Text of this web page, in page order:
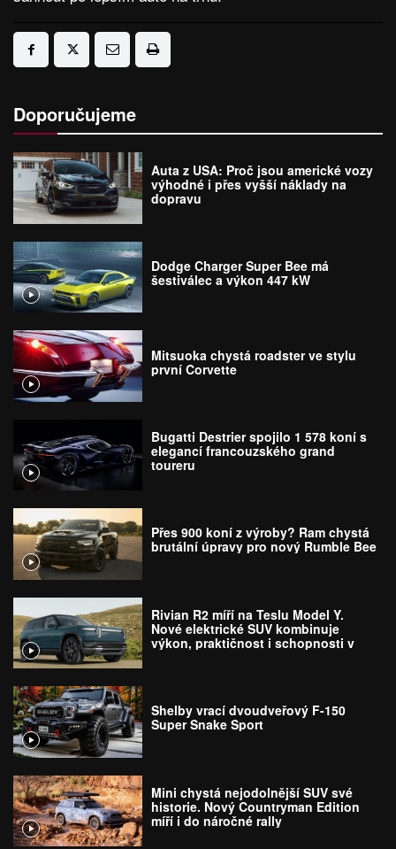
Doporučujeme
Auta z USA: Proč jsou americké vozy
výhodné i přes vyšší náklady na
dopravu
Dodge Charger Super Bee má
šestiválec a výkon 447 kW
Mitsuoka chystá roadster ve stylu
první Corvette
Bugatti Destrier spojilo 1 578 koní s
elegancí francouzského grand
toureru
Přes 900 koní z výroby? Ram chystá
brutální úpravy pro nový Rumble Bee
Rivian R2 míří na Teslu Model Y.
Nové elektrické SUV kombinuje
výkon, praktičnost i schopnosti v
Shelby vrací dvoudveřový F-150
Super Snake Sport
Mini chystá nejodolnější SUV své
historie. Nový Countryman Edition
míří i do náročné rally